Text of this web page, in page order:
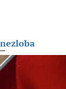
nezloba